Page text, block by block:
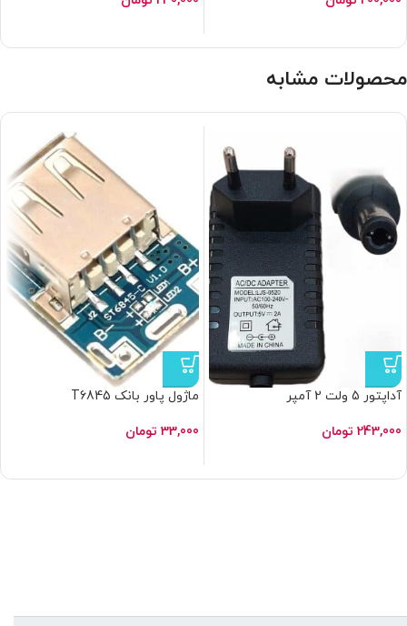
محصولات مشابه
آداپتور 5 ولت 2 آمپر
243,000 تومان
ماژول پاور بانک T6845
33,000 تومان